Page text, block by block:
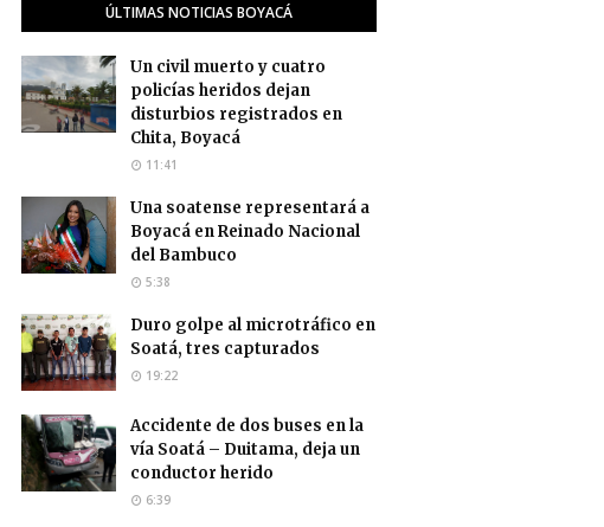
ÚLTIMAS NOTICIAS BOYACÁ
Un civil muerto y cuatro
policías heridos dejan
disturbios registrados en
Chita, Boyacá
11:41
Una soatense representará a
Boyacá en Reinado Nacional
del Bambuco
5:38
Duro golpe al microtráfico en
Soatá, tres capturados
19:22
Accidente de dos buses en la
vía Soatá – Duitama, deja un
conductor herido
6:39